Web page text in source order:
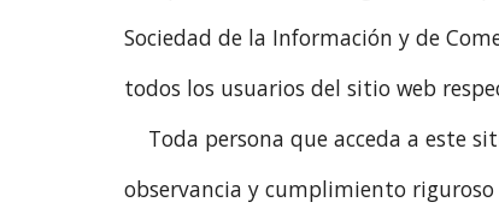
Sociedad de la Información y de
todos los usuarios del sitio web
Toda persona que acceda a este
observancia y cumplimiento